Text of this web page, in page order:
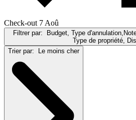
Check-out 7 Aoû
Filtrer par:
Budget, Type
Type de propriété,
Trier par:
Le moins cher